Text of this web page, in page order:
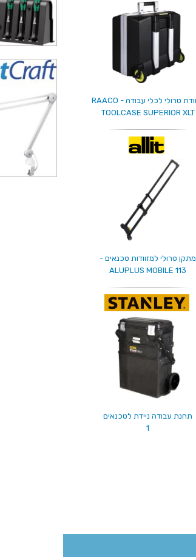
מזוודת טרולי לכלי עבודה - RAACO
TOOLCASE SUPERIOR XLT
מתקן טרולי למזוודות טכנאים -
ALUPLUS MOBILE 113
תחנת עבודה ניידת לטכנאים
1